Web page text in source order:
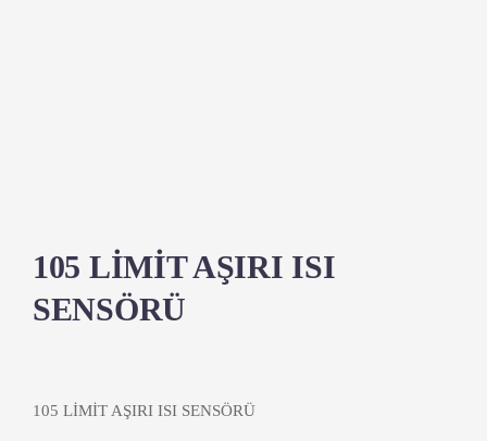
105 LİMİT AŞIRI ISI
SENSÖRÜ
105 LİMİT AŞIRI ISI SENSÖRÜ